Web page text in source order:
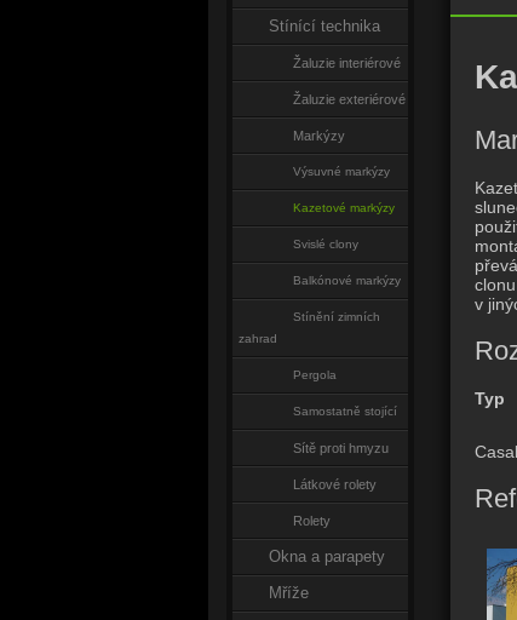
Stínící technika
Žaluzie interiérové
Žaluzie exteriérové
Markýzy
Výsuvné markýzy
Kazetové markýzy
Svislé clony
Balkónové markýzy
Stínění zimních
zahrad
Pergola
Samostatně stojící
Sítě proti hmyzu
Látkové rolety
Rolety
Okna a parapety
Mříže
v
Typ